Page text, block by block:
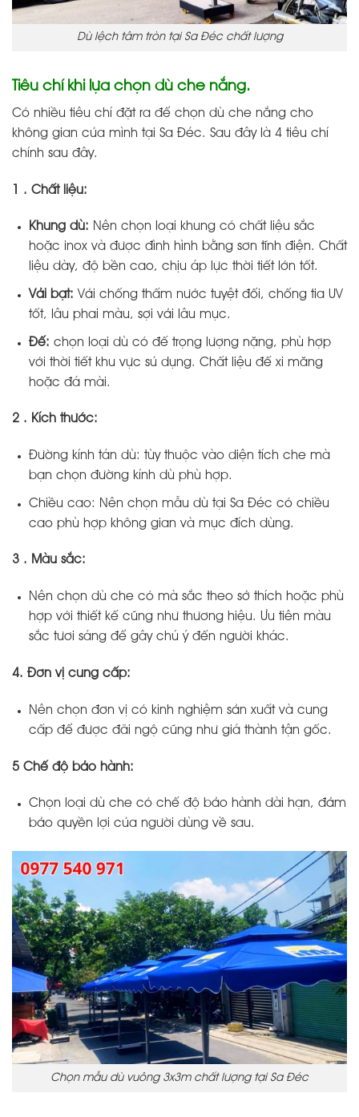
Dù lệch tâm tròn tại Sa Đéc chất lượng
Tiêu chí khi lựa chọn dù che nắng.
Có nhiều tiêu chí đặt ra để chọn dù che nắng cho
không gian của mình tại Sa Đéc. Sau đây là 4 tiêu chí
chính sau đây.
1 . Chất liệu:
Khung dù: Nên chọn loại khung có chất liệu sắc
hoặc inox và được đình hình bằng sơn tĩnh điện. Chất
liệu dày, độ bền cao, chịu áp lực thời tiết lớn tốt.
Vải bạt: Vải chống thấm nước tuyệt đối, chống tia UV
tốt, lâu phai màu, sợi vải lâu mục.
Đế: chọn loại dù có đế trọng lượng nặng, phù hợp
với thời tiết khu vực sủ dụng. Chất liệu đế xi măng
hoặc đá mài.
2 . Kích thước:
Đường kính tán dù: tùy thuộc vào diện tích che mà
bạn chọn đường kính dù phù hợp.
Chiều cao: Nên chọn mẫu dù tại Sa Đéc có chiều
cao phù hợp không gian và mục đích dùng.
3 . Màu sắc:
Nên chọn dù che có mà sắc theo sở thích hoặc phù
hợp với thiết kế cũng như thương hiệu. Ưu tiên màu
sắc tươi sáng để gây chú ý đến người khác.
4. Đơn vị cung cấp:
Nên chọn đơn vị có kinh nghiệm sản xuất và cung
cấp để được đãi ngộ cũng như giá thành tận gốc.
5 Chế độ bảo hành:
Chọn loại dù che có chế độ bảo hành dài hạn, đảm
bảo quyền lợi của người dùng về sau.
Chọn mẫu dù vuông 3x3m chất lượng tại Sa Đéc